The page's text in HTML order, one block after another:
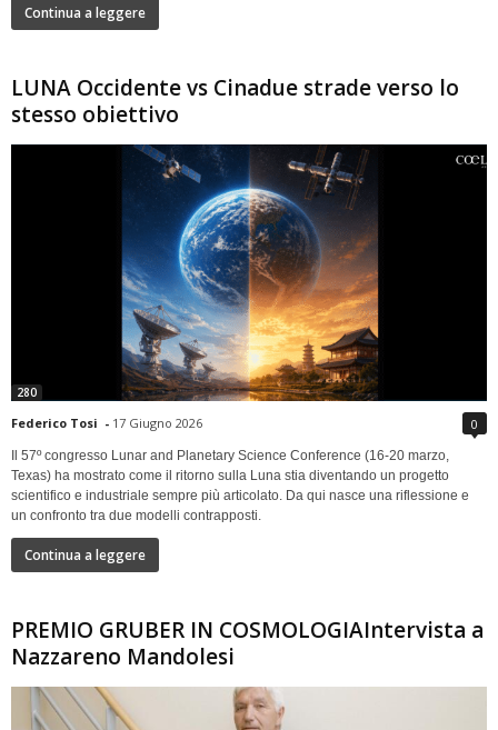
Continua a leggere
LUNA Occidente vs Cinadue strade verso lo
stesso obiettivo
280
Federico Tosi - 17 Giugno 2026 0
Il 57º congresso Lunar and Planetary Science Conference (16-20 marzo,
Texas) ha mostrato come il ritorno sulla Luna stia diventando un progetto
scientifico e industriale sempre più articolato. Da qui nasce una riflessione e
un confronto tra due modelli contrapposti.
Continua a leggere
PREMIO GRUBER IN COSMOLOGIAIntervista a
Nazzareno Mandolesi